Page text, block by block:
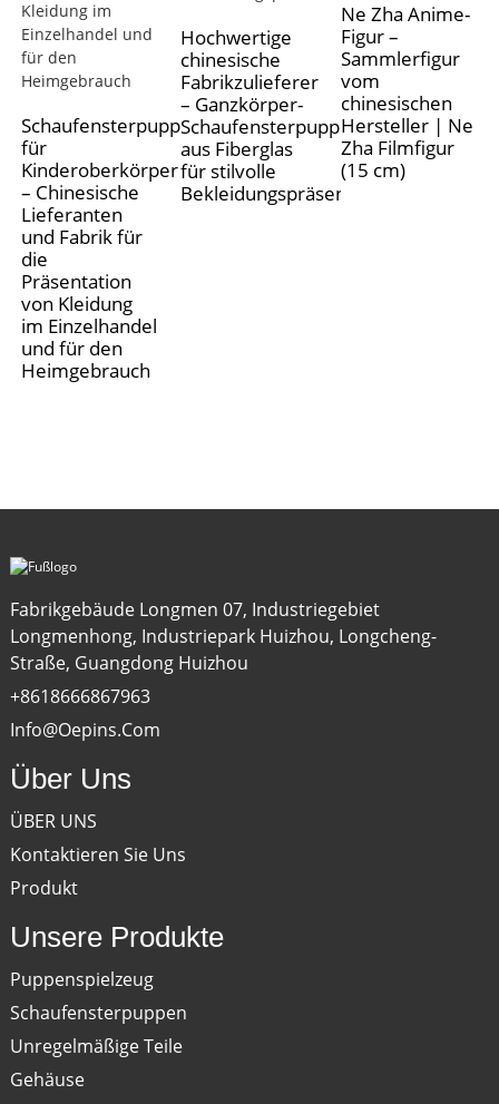
Schaufensterpuppen
für
Kinderoberkörper
– Chinesische
Lieferanten
und Fabrik für
die
Präsentation
von Kleidung
im Einzelhandel
und für den
Heimgebrauch
Hochwertige
chinesische
Fabrikzulieferer
– Ganzkörper-
Schaufensterpuppen
aus Fiberglas
für stilvolle
Bekleidungspräsentation
Ne Zha Anime-
Figur –
Sammlerfigur
vom
chinesischen
Hersteller | Ne
Zha Filmfigur
(15 cm)
Fabrikgebäude Longmen 07, Industriegebiet
Longmenhong, Industriepark Huizhou, Longcheng-
Straße, Guangdong Huizhou
+8618666867963
Info@oepins.com
Über Uns
ÜBER UNS
Kontaktieren Sie Uns
Produkt
Unsere Produkte
Puppenspielzeug
Schaufensterpuppen
Unregelmäßige Teile
Gehäuse